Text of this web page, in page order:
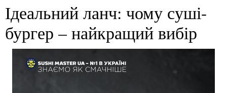
Ідеальний ланч: чому суші-
бургер – найкращий вибір